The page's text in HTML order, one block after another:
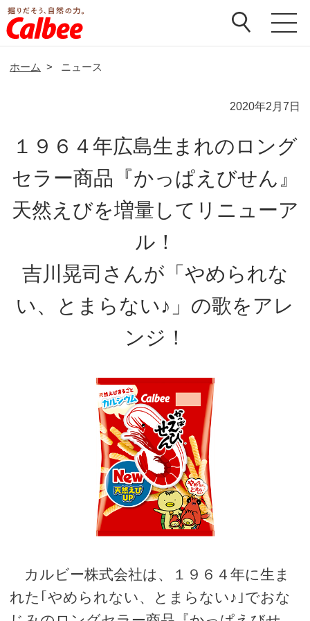
ホーム > ニュース
2020年2月7日
１９６４年広島生まれのロング
セラー商品『かっぱえびせん』
天然えびを増量してリニューア
ル！
吉川晃司さんが「やめられな
い、とまらない♪」の歌をアレ
ンジ！
カルビー株式会社は、１９６４年に生ま
れた｢やめられない、とまらない♪｣でおな